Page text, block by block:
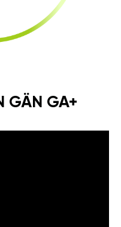
GÄN GA+